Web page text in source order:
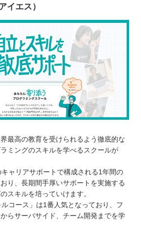
エリアでプログラミングスクールを
/ 東北
縄
イエス）
最高の教育を受けられるよう徹底的な
ミングのスキルを学べるスクールが
ャリアサポートで構成される1年間の
り、長期間手厚いサポートを実施する
スキルを培っていけます。
コース」は1番人気となっており、フ
らサーバサイド、チーム開発までを学